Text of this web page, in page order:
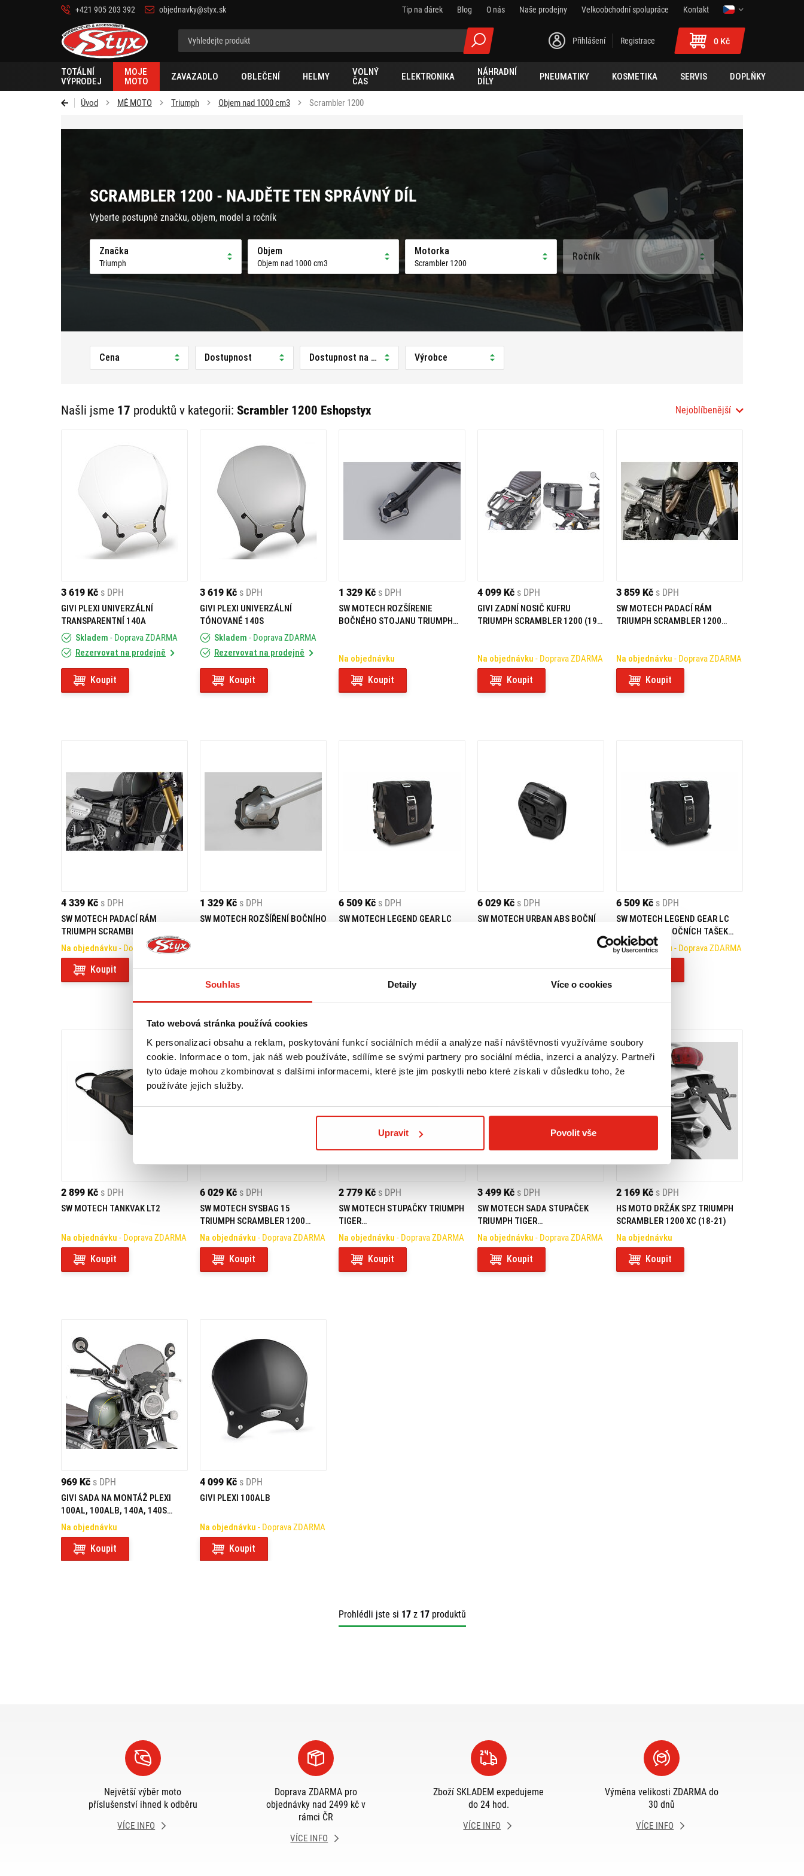
Souhlas Detaily Více o cookies
Tato webová stránka používá cookies
K personalizaci obsahu a reklam, poskytování funkcí sociálních médií a analýze naší návštěvnosti využíváme soubory
cookie. Informace o tom, jak náš web používáte, sdílíme se svými partnery pro sociální média, inzerci a analýzy. Partneři
tyto údaje mohou zkombinovat s dalšími informacemi, které jste jim poskytli nebo které získali v důsledku toho, že
používáte jejich služby.
Upravit Povolit vše
+421 905 203 392 objednavky@styx.sk Tip na dárek Blog O nás Naše prodejny Velkoobchodní spolupráce
Kontakt
Styx-
cz
Přihlášení Registrace 0 Kč
TOTÁLNÍ
VÝPRODEJ
MOJE
MOTO
ZAVAZADLO OBLEČENÍ HELMY
VOLNÝ
ČAS
ELEKTRONIKA
NÁHRADNÍ
DÍLY
PNEUMATIKY KOSMETIKA SERVIS DOPLŇKY
Úvod MÉ MOTO Triumph Objem nad 1000 cm3 Scrambler 1200
SCRAMBLER 1200 - NAJDĚTE TEN SPRÁVNÝ DÍL
Vyberte postupně značku, objem, model a ročník
Značka
Triumph
Objem
Objem nad 1000 cm3
Motorka
Scrambler 1200
Ročník
Cena Dostupnost Dostupnost na prodejně Výrobce
Našli jsme 17 produktů v kategorii: Scrambler 1200 Eshopstyx Nejoblíbenější
3 619 Kč s DPH
GIVI PLEXI UNIVERZÁLNÍ
TRANSPARENTNÍ 140A
Skladem - Doprava ZDARMA
Rezervovat na prodejně
Koupit
3 619 Kč s DPH
GIVI PLEXI UNIVERZÁLNÍ
TÓNOVANÉ 140S
Skladem - Doprava ZDARMA
Rezervovat na prodejně
Koupit
1 329 Kč s DPH
SW MOTECH ROZŠÍRENIE
BOČNÉHO STOJANU TRIUMPH
Na objednávku
Koupit
4 099 Kč s DPH
GIVI ZADNÍ NOSIČ KUFRU
TRIUMPH SCRAMBLER 1200 (19-
Na objednávku - Doprava ZDARMA
Koupit
3 859 Kč s DPH
SW MOTECH PADACÍ RÁM
TRIUMPH SCRAMBLER 1200
Na objednávku - Doprava ZDARMA
Koupit
4 339 Kč s DPH
SW MOTECH PADACÍ RÁM
TRIUMPH SCRAMBLER 1200 (21-)
Na objednávku - Doprava ZDARMA
Koupit
1 329 Kč s DPH
SW MOTECH ROZŠÍŘENÍ BOČNÍHO
Koupit
6 509 Kč s DPH
SW MOTECH LEGEND GEAR LC
Koupit
6 029 Kč s DPH
SW MOTECH URBAN ABS BOČNÍ
- Doprava ZDARMA
Koupit
6 509 Kč s DPH
SW MOTECH LEGEND GEAR LC
ČERNÁ SADA BOČNÍCH TAŠEK
TRIUMPH SCRAMBLER 1200
XC/XE (18-)
Na objednávku - Doprava ZDARMA
Koupit
2 899 Kč s DPH
SW MOTECH TANKVAK LT2
Na objednávku - Doprava ZDARMA
Koupit
6 029 Kč s DPH
SW MOTECH SYSBAG 15
TRIUMPH SCRAMBLER 1200
XC/XE
Na objednávku - Doprava ZDARMA
Koupit
2 779 Kč s DPH
SW MOTECH STUPAČKY TRIUMPH
TIGER
800/900/1200/SCRAMBLER 1200
Na objednávku - Doprava ZDARMA
Koupit
3 499 Kč s DPH
SW MOTECH SADA STUPAČEK
TRIUMPH TIGER
800/900/1200/SCRAMBLER 1200
Na objednávku - Doprava ZDARMA
Koupit
2 169 Kč s DPH
HS MOTO DRŽÁK SPZ TRIUMPH
SCRAMBLER 1200 XC (18-21)
Na objednávku
Koupit
969 Kč s DPH
GIVI SADA NA MONTÁŽ PLEXI
100AL, 100ALB, 140A, 140S
TRIUMPH SCRAMBLER 1200 (19-
20) AL6416A
Na objednávku
Koupit
4 099 Kč s DPH
GIVI PLEXI 100ALB
Na objednávku - Doprava ZDARMA
Koupit
Prohlédli jste si 17z 17produktů
Největší výběr moto
příslušenství ihned k odběru
VÍCE INFO
Doprava ZDARMA pro
objednávky nad 2499 kč v
rámci ČR
VÍCE INFO
Zboží SKLADEM expedujeme
do 24 hod.
VÍCE INFO
Výměna velikosti ZDARMA do
30 dnů
VÍCE INFO